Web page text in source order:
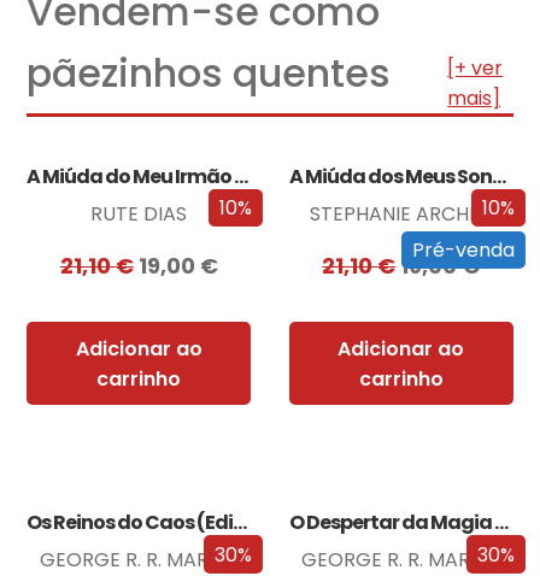
Vendem-se como
pãezinhos quentes
[+ ver
mais]
10%
A Miúda do Meu Irmão – Edição…
RUTE DIAS
21,10€ 19,00 €
Adicionar ao
carrinho
10%
Pré-venda
A Miúda dos Meus Sonhos – Edição…
STEPHANIE ARCHER
21,10€19,00€
Adicionar ao
carrinho
30%
Os Reinos do Caos (Edição especial limitada)
GEORGE R. R. MARTIN
30%
O Despertar da Magia (Edição especial limitada)
GEORGE R. R. MARTIN